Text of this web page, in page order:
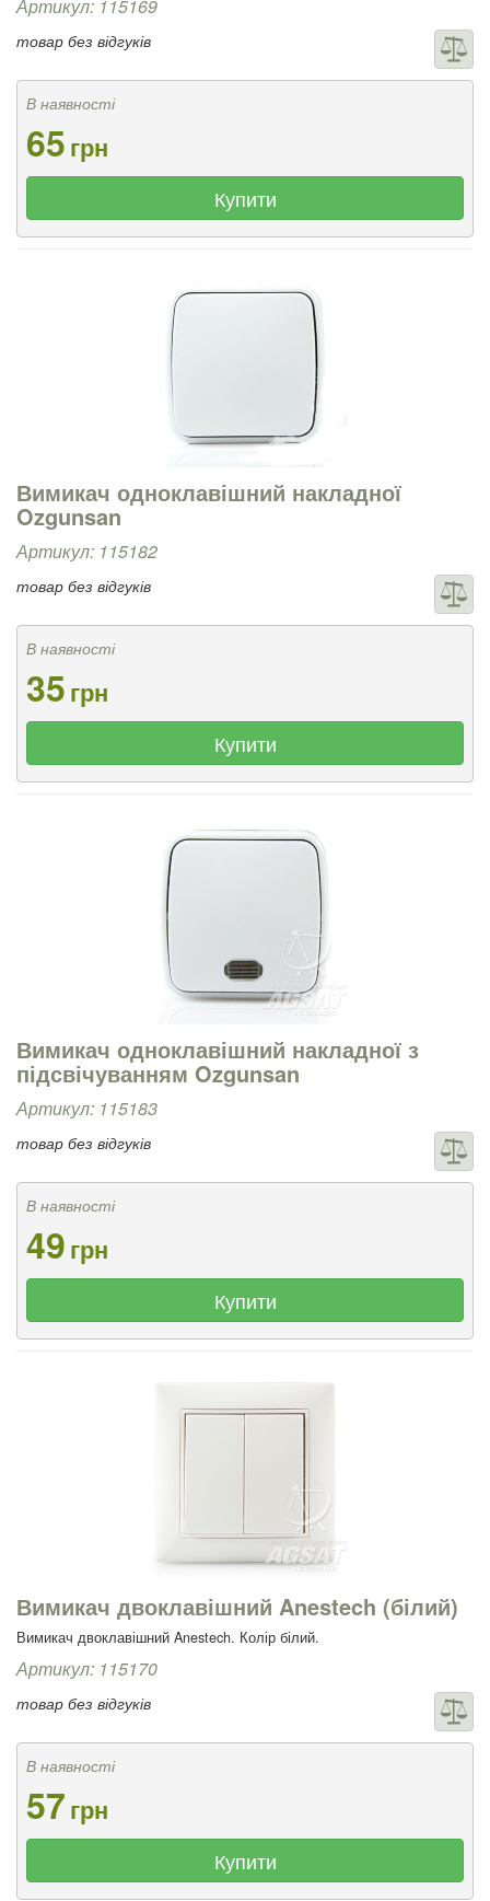
Артикул: 115169
товар без відгуків
В наявності
65грн
Купити
Вимикач одноклавішний накладної
Ozgunsan
Артикул: 115182
товар без відгуків
В наявності
35грн
Купити
Вимикач одноклавішний накладної з
підсвічуванням Ozgunsan
Артикул: 115183
товар без відгуків
В наявності
49грн
Купити
Вимикач двоклавішний Anestech (білий)
Вимикач двоклавішний Anestech. Колір білий.
Артикул: 115170
товар без відгуків
В наявності
57грн
Купити